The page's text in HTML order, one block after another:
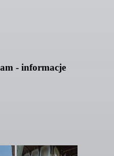
- informacje